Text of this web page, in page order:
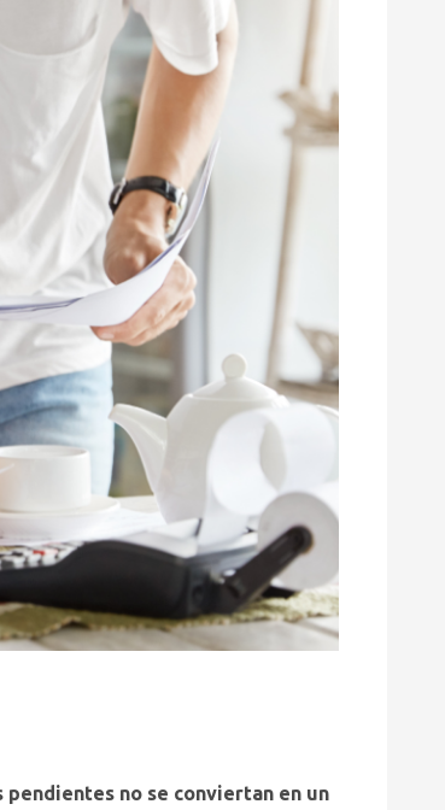
no se conviertan en un